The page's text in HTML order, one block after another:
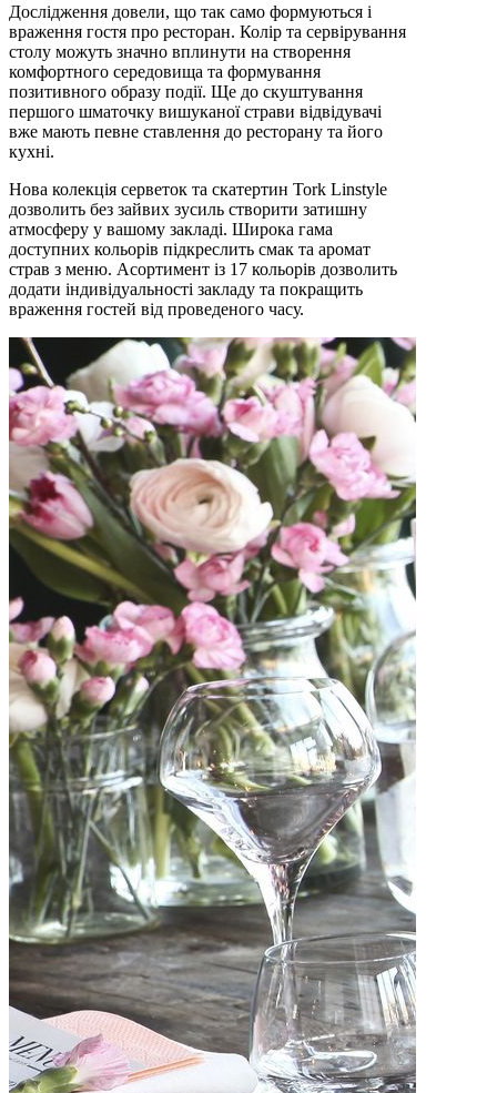
Дослідження довели, що так само формуються і
враження гостя про ресторан. Колір та сервірування
столу можуть значно вплинути на створення
комфортного середовища та формування
позитивного образу події. Ще до скуштування
першого шматочку вишуканої страви відвідувачі
вже мають певне ставлення до ресторану та його
кухні.
Нова колекція серветок та скатертин Tork Linstyle
дозволить без зайвих зусиль створити затишну
атмосферу у вашому закладі. Широка гама
доступних кольорів підкреслить смак та аромат
страв з меню. Асортимент із 17 кольорів дозволить
додати індивідуальності закладу та покращить
враження гостей від проведеного часу.